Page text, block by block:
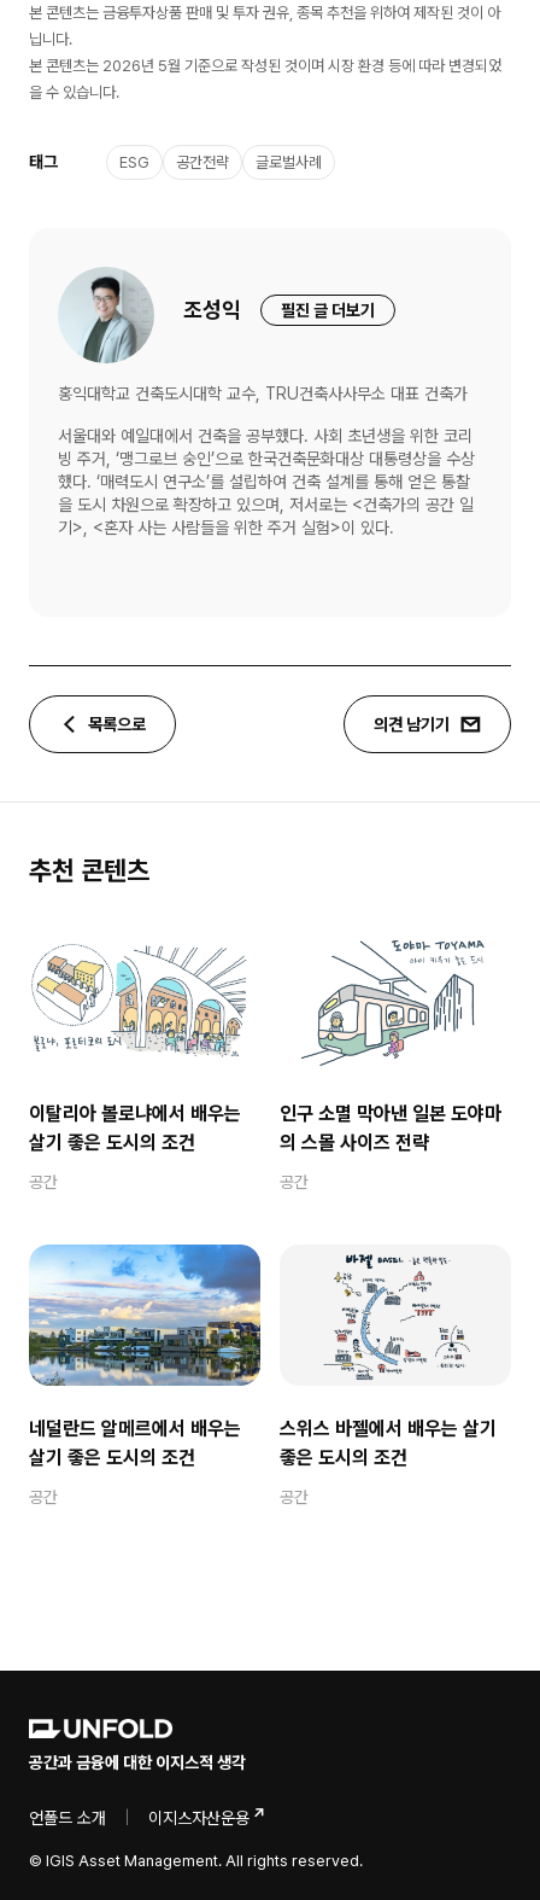
본 콘텐츠는 금융투자상품 판매 및 투자 권유, 종목 추천을 위하여 제작된 것이 아
닙니다.
본 콘텐츠는 2026년 5월 기준으로 작성된 것이며 시장 환경 등에 따라 변경되었
을 수 있습니다.
태그 ESG 공간전략 글로벌사례
조성익 필진 글 더보기
홍익대학교 건축도시대학 교수, TRU건축사사무소 대표 건축가
서울대와 예일대에서 건축을 공부했다. 사회 초년생을 위한 코리
빙 주거, ‘맹그로브 숭인’으로 한국건축문화대상 대통령상을 수상
했다. ‘매력도시 연구소’를 설립하여 건축 설계를 통해 얻은 통찰
을 도시 차원으로 확장하고 있으며, 저서로는 <건축가의 공간 일
기>, <혼자 사는 사람들을 위한 주거 실험>이 있다.
목록으로 의견 남기기
추천 콘텐츠
이탈리아 볼로냐에서 배우는
살기 좋은 도시의 조건
공간
인구 소멸 막아낸 일본 도야마
의 스몰 사이즈 전략
공간
네덜란드 알메르에서 배우는
살기 좋은 도시의 조건
공간
스위스 바젤에서 배우는 살기
좋은 도시의 조건
공간
공간과 금융에 대한 이지스적 생각
언폴드 소개 이지스자산운용
© IGIS Asset Management. All rights reserved.